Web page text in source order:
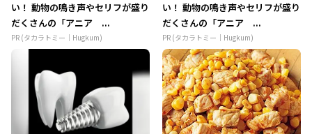
い！ 動物の鳴き声やセリフが盛り
だくさんの「アニア ...
PR (タカラトミー｜Hugkum)
い！ 動物の鳴き声やセリフが盛り
だくさんの「アニア ...
PR (タカラトミー｜Hugkum)